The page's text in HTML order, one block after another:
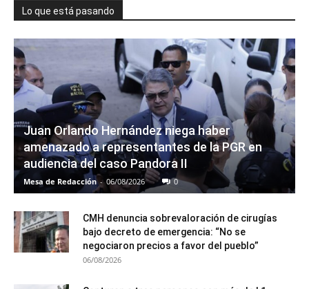
Lo que está pasando
Juan Orlando Hernández niega haber
amenazado a representantes de la PGR en
audiencia del caso Pandora II
Mesa de Redacción - 06/08/2026 0
CMH denuncia sobrevaloración de cirugías
bajo decreto de emergencia: “No se
negociaron precios a favor del pueblo”
06/08/2026